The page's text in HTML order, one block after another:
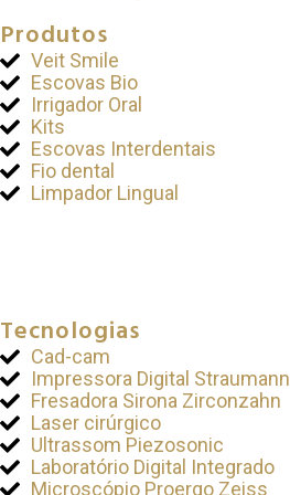
Produtos
Veit Smile
Escovas Bio
Irrigador Oral
Kits
Escovas Interdentais
Fio dental
Limpador Lingual
Tecnologias
Cad-cam
Impressora Digital Straumann
Fresadora Sirona Zirconzahn
Laser cirúrgico
Ultrassom Piezosonic
Laboratório Digital Integrado
Microscópio Proergo Zeiss